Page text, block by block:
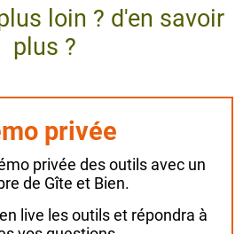
loin ? d'en savoir
plus ?
privée
privée des outils avec un
de Gîte et Bien.
live les outils et répondra à